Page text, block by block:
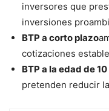
inversores que
inversiones
BTP a corto plazo
cotizaciones
BTP a la edad de
pretenden reducir